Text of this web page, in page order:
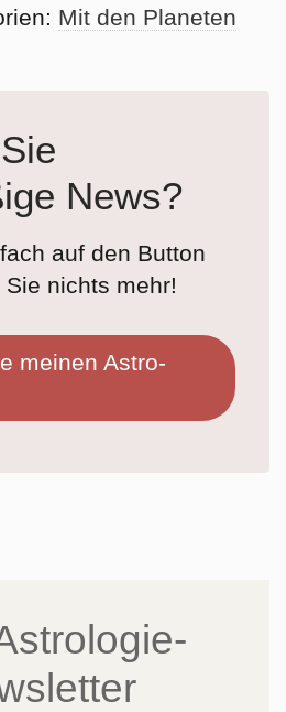
Mit den Planeten
News?
auf den Button
nichts mehr!
meinen Astro-